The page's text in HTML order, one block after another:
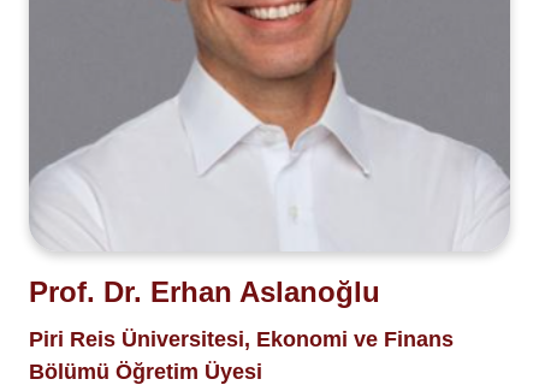
Prof. Dr. Erhan Aslanoğlu
Piri Reis Üniversitesi, Ekonomi ve Finans
Bölümü Öğretim Üyesi